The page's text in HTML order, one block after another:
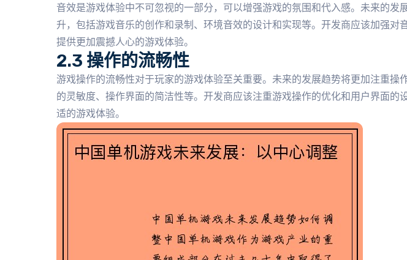
音效是游戏体验中不可忽视的一部分，可以增强游戏的氛围和代入感。未来的发
升，包括游戏音乐的创作和录制、环境音效的设计和实现等。开发商应该加强对
提供更加震撼人心的游戏体验。
2.3 操作的流畅性
游戏操作的流畅性对于玩家的游戏体验至关重要。未来的发展趋势将更加注重操
的灵敏度、操作界面的简洁性等。开发商应该注重游戏操作的优化和用户界面的
适的游戏体验。